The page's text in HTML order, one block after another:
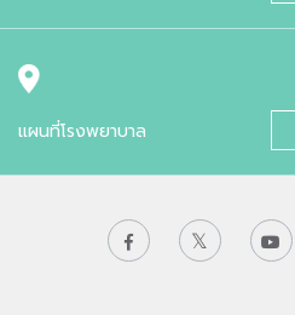
แผนที่โรงพยาบาล